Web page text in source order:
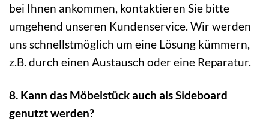
bei Ihnen ankommen, kontaktieren Sie bitte
umgehend unseren Kundenservice. Wir werden
uns schnellstmöglich um eine Lösung kümmern,
z.B. durch einen Austausch oder eine Reparatur.
8. Kann das Möbelstück auch als Sideboard
genutzt werden?